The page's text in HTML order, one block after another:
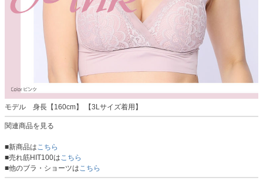
モデル 身長【160cm】 【3Lサイズ着用】
関連商品を見る
■新商品はこちら
■売れ筋HIT100はこちら
■他のブラ・ショーツはこちら